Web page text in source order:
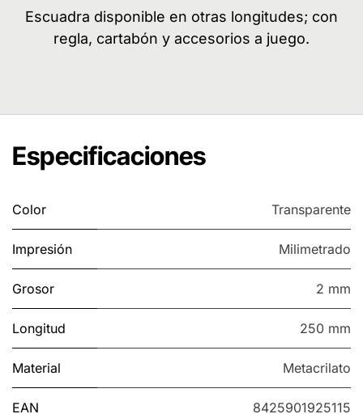
Escuadra disponible en otras longitudes; con
regla, cartabón y accesorios a juego.
Especificaciones
Color Transparente
Impresión Milimetrado
Grosor 2 mm
Longitud 250 mm
Material Metacrilato
EAN 8425901925115